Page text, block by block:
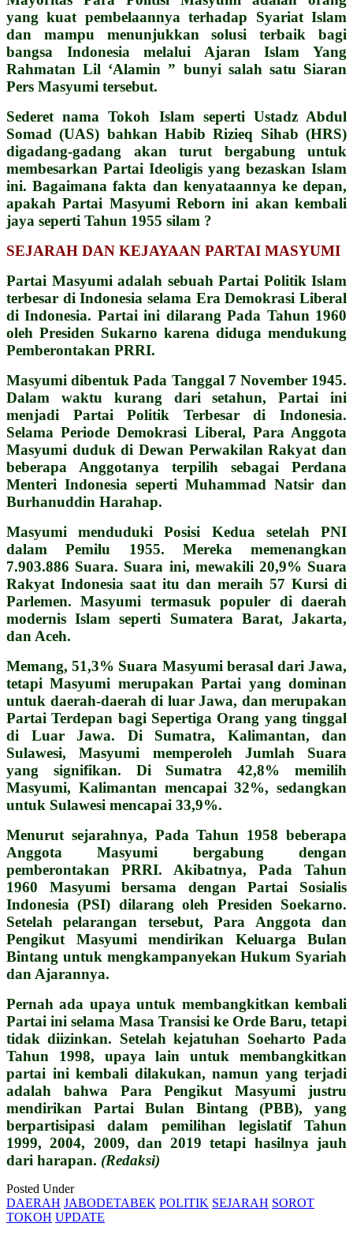
yang kuat pembelaannya terhadap Syariat Islam
dan mampu menunjukkan solusi terbaik bagi
bangsa Indonesia melalui Ajaran Islam Yang
Rahmatan Lil ‘Alamin ” bunyi salah satu Siaran
Pers Masyumi tersebut.
Sederet nama Tokoh Islam seperti Ustadz Abdul
Somad (UAS) bahkan Habib Rizieq Sihab (HRS)
digadang-gadang akan turut bergabung untuk
membesarkan Partai Ideoligis yang bezaskan Islam
ini. Bagaimana fakta dan kenyataannya ke depan,
apakah Partai Masyumi Reborn ini akan kembali
jaya seperti Tahun 1955 silam ?
SEJARAH DAN KEJAYAAN PARTAI MASYUMI
Partai Masyumi adalah sebuah Partai Politik Islam
terbesar di Indonesia selama Era Demokrasi Liberal
di Indonesia. Partai ini dilarang Pada Tahun 1960
oleh Presiden Sukarno karena diduga mendukung
Pemberontakan PRRI.
Masyumi dibentuk Pada Tanggal 7 November 1945.
Dalam waktu kurang dari setahun, Partai ini
menjadi Partai Politik Terbesar di Indonesia.
Selama Periode Demokrasi Liberal, Para Anggota
Masyumi duduk di Dewan Perwakilan Rakyat dan
beberapa Anggotanya terpilih sebagai Perdana
Menteri Indonesia seperti Muhammad Natsir dan
Burhanuddin Harahap.
Masyumi menduduki Posisi Kedua setelah PNI
dalam Pemilu 1955. Mereka memenangkan
7.903.886 Suara. Suara ini, mewakili 20,9% Suara
Rakyat Indonesia saat itu dan meraih 57 Kursi di
Parlemen. Masyumi termasuk populer di daerah
modernis Islam seperti Sumatera Barat, Jakarta,
dan Aceh.
Memang, 51,3% Suara Masyumi berasal dari Jawa,
tetapi Masyumi merupakan Partai yang dominan
untuk daerah-daerah di luar Jawa, dan merupakan
Partai Terdepan bagi Sepertiga Orang yang tinggal
di Luar Jawa. Di Sumatra, Kalimantan, dan
Sulawesi, Masyumi memperoleh Jumlah Suara
yang signifikan. Di Sumatra 42,8% memilih
Masyumi, Kalimantan mencapai 32%, sedangkan
untuk Sulawesi mencapai 33,9%.
Menurut sejarahnya, Pada Tahun 1958 beberapa
Anggota Masyumi bergabung dengan
pemberontakan PRRI. Akibatnya, Pada Tahun
1960 Masyumi bersama dengan Partai Sosialis
Indonesia (PSI) dilarang oleh Presiden Soekarno.
Setelah pelarangan tersebut, Para Anggota dan
Pengikut Masyumi mendirikan Keluarga Bulan
Bintang untuk mengkampanyekan Hukum Syariah
dan Ajarannya.
Pernah ada upaya untuk membangkitkan kembali
Partai ini selama Masa Transisi ke Orde Baru, tetapi
tidak diizinkan. Setelah kejatuhan Soeharto Pada
Tahun 1998, upaya lain untuk membangkitkan
partai ini kembali dilakukan, namun yang terjadi
adalah bahwa Para Pengikut Masyumi justru
mendirikan Partai Bulan Bintang (PBB), yang
berpartisipasi dalam pemilihan legislatif Tahun
1999, 2004, 2009, dan 2019 tetapi hasilnya jauh
dari harapan. (Redaksi)
Posted Under
DAERAH JABODETABEK POLITIK SEJARAH SOROT
TOKOH UPDATE